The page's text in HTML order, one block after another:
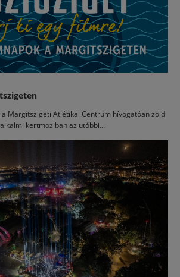
Margitszigeti Atlétikai Centrum hívogatóan zöld
kertmoziban az utóbbi...